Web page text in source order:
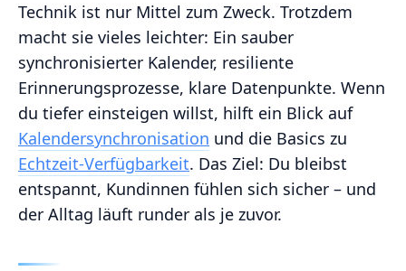
Technik ist nur Mittel zum Zweck. Trotzdem
macht sie vieles leichter: Ein sauber
synchronisierter Kalender, resiliente
Erinnerungsprozesse, klare Datenpunkte. Wenn
du tiefer einsteigen willst, hilft ein Blick auf
Kalendersynchronisation und die Basics zu
Echtzeit-Verfügbarkeit. Das Ziel: Du bleibst
entspannt, Kundinnen fühlen sich sicher – und
der Alltag läuft runder als je zuvor.